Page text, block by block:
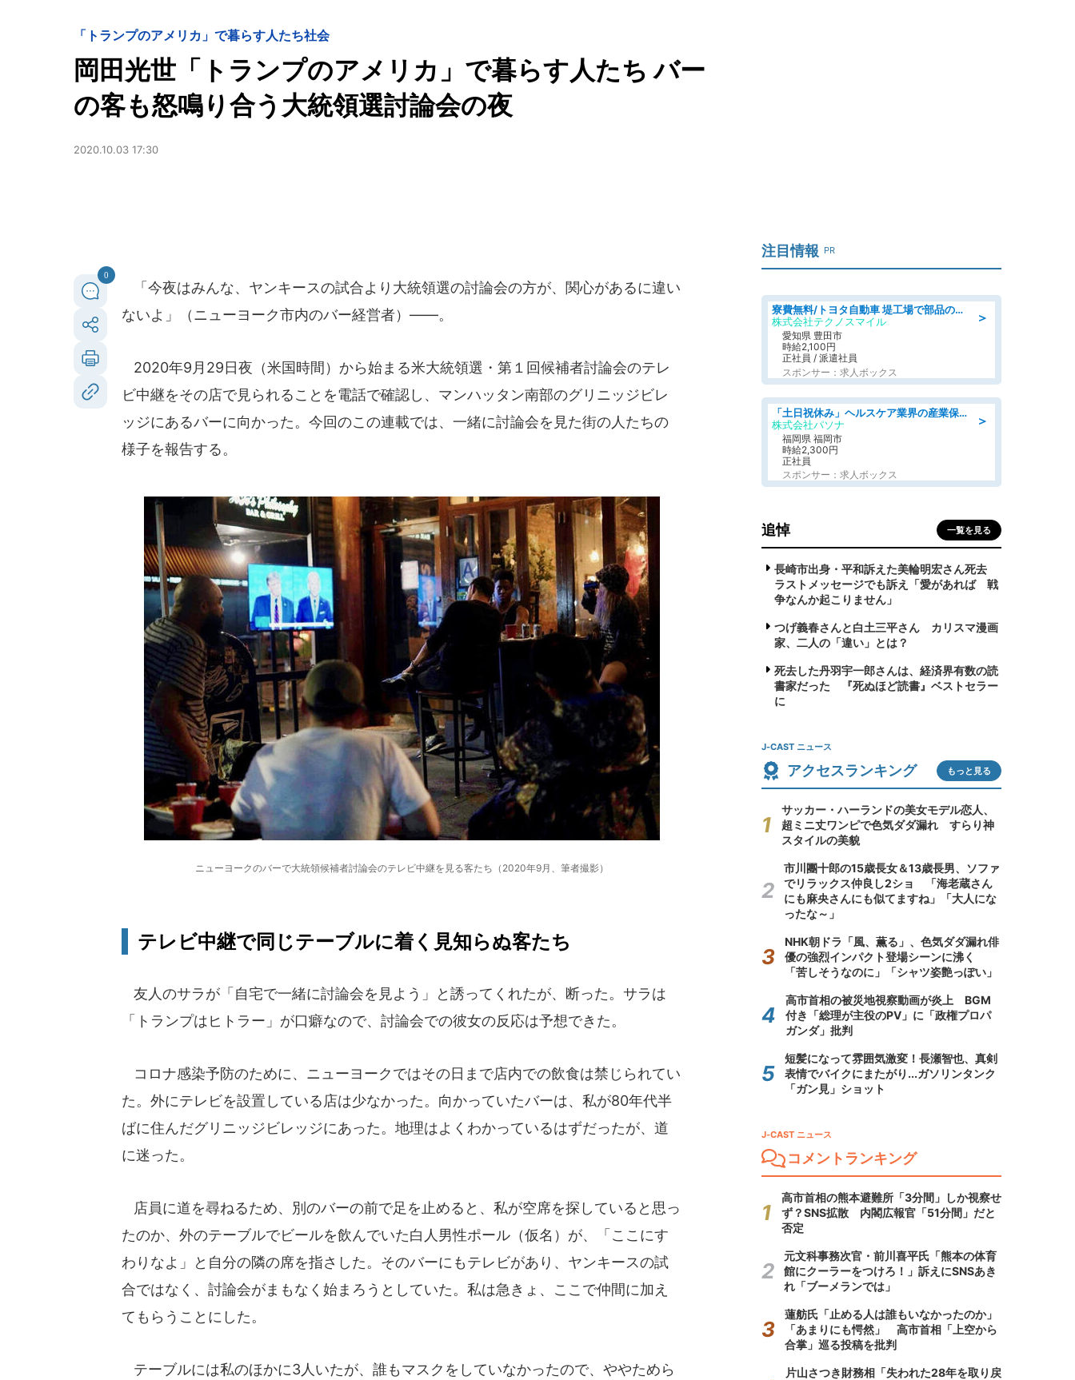
「トランプのアメリカ」で暮らす人たち社会
岡田光世「トランプのアメリカ」で暮らす人たち バー
の客も怒鳴り合う大統領選討論会の夜
2020.10.03 17:30
0
「今夜はみんな、ヤンキースの試合より大統領選の討論会の方が、関心があるに違い
ないよ」（ニューヨーク市内のバー経営者）――。
2020年9月29日夜（米国時間）から始まる米大統領選・第１回候補者討論会のテレ
ビ中継をその店で見られることを電話で確認し、マンハッタン南部のグリニッジビレ
ッジにあるバーに向かった。今回のこの連載では、一緒に討論会を見た街の人たちの
様子を報告する。
ニューヨークのバーで大統領候補者討論会のテレビ中継を見る客たち（2020年9月、筆者撮影）
テレビ中継で同じテーブルに着く見知らぬ客たち
友人のサラが「自宅で一緒に討論会を見よう」と誘ってくれたが、断った。サラは
「トランプはヒトラー」が口癖なので、討論会での彼女の反応は予想できた。
コロナ感染予防のために、ニューヨークではその日まで店内での飲食は禁じられてい
た。外にテレビを設置している店は少なかった。向かっていたバーは、私が80年代半
ばに住んだグリニッジビレッジにあった。地理はよくわかっているはずだったが、道
に迷った。
店員に道を尋ねるため、別のバーの前で足を止めると、私が空席を探していると思っ
たのか、外のテーブルでビールを飲んでいた白人男性ポール（仮名）が、「ここにす
わりなよ」と自分の隣の席を指さした。そのバーにもテレビがあり、ヤンキースの試
合ではなく、討論会がまもなく始まろうとしていた。私は急きょ、ここで仲間に加え
てもらうことにした。
テーブルには私のほかに3人いたが、誰もマスクをしていなかったので、ややためら
注目情報 PR
＞
寮費無料/トヨタ自動車 堤工場で部品の組立製造/tutumi
株式会社テクノスマイル
愛知県 豊田市
時給2,100円
正社員 / 派遣社員
スポンサー：求人ボックス
＞
「土日祝休み」ヘルスケア業界の産業保健師/高時給/未経験OK/要資格:保健師、正看護師
株式会社パソナ
福岡県 福岡市
時給2,300円
正社員
スポンサー：求人ボックス
追悼 一覧を見る
長崎市出身・平和訴えた美輪明宏さん死去
ラストメッセージでも訴え「愛があれば 戦
争なんか起こりません」
つげ義春さんと白土三平さん カリスマ漫画
家、二人の「違い」とは？
死去した丹羽宇一郎さんは、経済界有数の読
書家だった 『死ぬほど読書』ベストセラー
に
J-CAST ニュース
アクセスランキング もっと見る
サッカー・ハーランドの美女モデル恋人、
超ミニ丈ワンピで色気ダダ漏れ すらり神
スタイルの美貌
市川團十郎の15歳長女＆13歳長男、ソファ
でリラックス仲良し2ショ 「海老蔵さん
にも麻央さんにも似てますね」「大人にな
ったな～」
NHK朝ドラ「風、薫る」、色気ダダ漏れ俳
優の強烈インパクト登場シーンに沸く
「苦しそうなのに」「シャツ姿艶っぽい」
高市首相の被災地視察動画が炎上 BGM
付き「総理が主役のPV」に「政権プロパ
ガンダ」批判
短髪になって雰囲気激変！長瀬智也、真剣
表情でバイクにまたがり...ガソリンタンク
「ガン見」ショット
J-CAST ニュース
コメントランキング
高市首相の熊本避難所「3分間」しか視察せ
ず？SNS拡散 内閣広報官「51分間」だと
否定
元文科事務次官・前川喜平氏「熊本の体育
館にクーラーをつけろ！」訴えにSNSあき
れ「ブーメランでは」
蓮舫氏「止める人は誰もいなかったのか」
「あまりにも愕然」 高市首相「上空から
合掌」巡る投稿を批判
片山さつき財務相「失われた28年を取り戻